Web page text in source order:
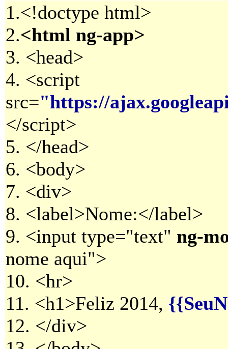
1.<!doctype html>
2.<html ng-app>
3. <head>
4. <script
src="https://
</script>
5. </head>
6. <body>
7. <div>
8. <label>Nome:</label>
9. <input type="text" ng-
nome aqui">
10. <hr>
11. <h1>Feliz 2014,
12. </div>